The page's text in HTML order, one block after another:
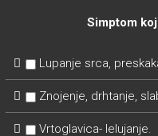
Simptom
Lupanje srca,
Znojenje, drhtanje,
Vrtoglavica- lelujanje.